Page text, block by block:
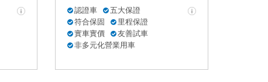
認證車
五大保證
符合保固
里程保證
實車實價
友善試車
非多元化營業用車